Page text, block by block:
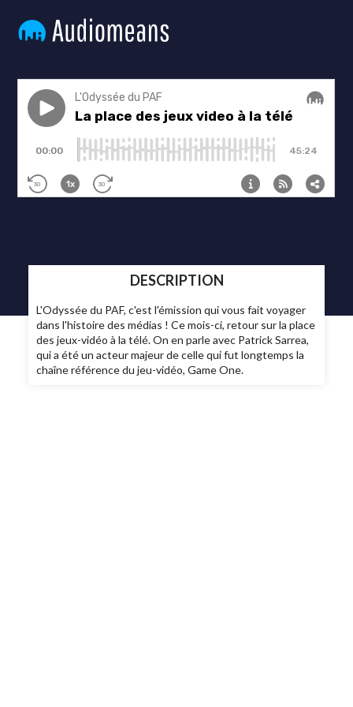
DESCRIPTION
L'Odyssée du PAF, c'est l'émission qui vous fait voyager
dans l'histoire des médias ! Ce mois-ci, retour sur la place
des jeux-vidéo à la télé. On en parle avec Patrick Sarrea,
qui a été un acteur majeur de celle qui fut longtemps la
chaîne référence du jeu-vidéo, Game One.